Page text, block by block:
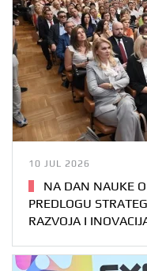
10 JUL 2026
NA DAN NAUKE
PREDLOGU
RAZVOJA I